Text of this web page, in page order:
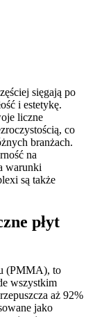
sięgają po
i estetykę.
liczne
co
branżach.
na
warunki
są także
płyt
(PMMA), to
wszystkim
aż 92%
jako